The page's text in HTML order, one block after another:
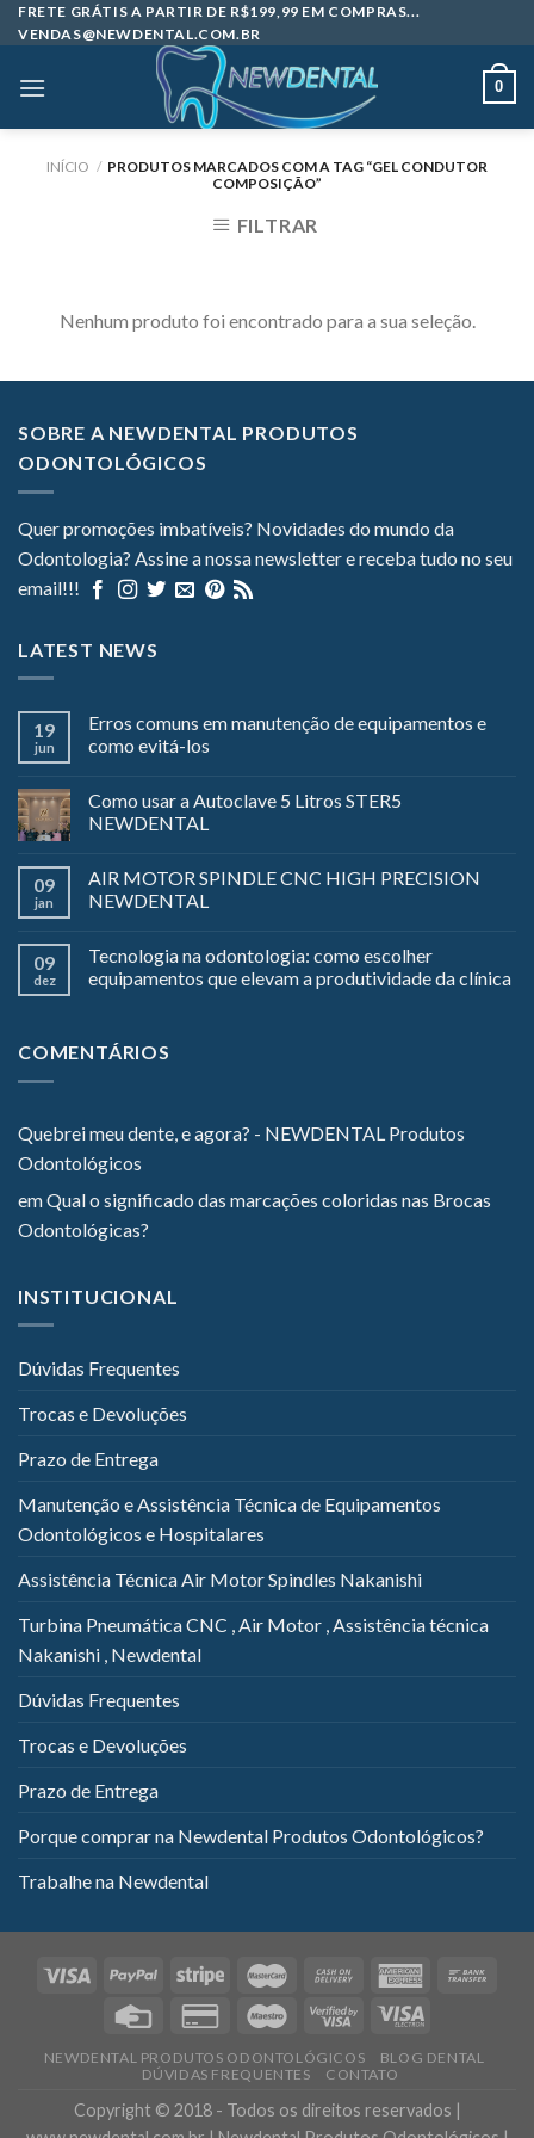
Skip
to
FRETE GRÁTIS A PARTIR DE R$199,99 EM COMPRAS...
VENDAS@NEWDENTAL.COM.BR
0
INÍCIO / PRODUTOS MARCADOS COM A TAG “GEL CONDUTOR
COMPOSIÇÃO”
FILTRAR
Nenhum produto foi encontrado para a sua seleção.
SOBRE A NEWDENTAL PRODUTOS
ODONTOLÓGICOS
Quer promoções imbatíveis? Novidades do mundo da
Odontologia? Assine a nossa newsletter e receba tudo no seu
email!!!
LATEST NEWS
19
jun
Erros comuns em manutenção de equipamentos e
como evitá-los
Como usar a Autoclave 5 Litros STER5
NEWDENTAL
09
jan
AIR MOTOR SPINDLE CNC HIGH PRECISION
NEWDENTAL
09
dez
Tecnologia na odontologia: como escolher
equipamentos que elevam a produtividade da clínica
COMENTÁRIOS
Quebrei meu dente, e agora? - NEWDENTAL Produtos
Odontológicos
emQual o significado das marcações coloridas nas Brocas
Odontológicas?
INSTITUCIONAL
Dúvidas Frequentes
Trocas e Devoluções
Prazo de Entrega
Manutenção e Assistência Técnica de Equipamentos
Odontológicos e Hospitalares
Assistência Técnica Air Motor Spindles Nakanishi
Turbina Pneumática CNC , Air Motor , Assistência técnica
Nakanishi , Newdental
Dúvidas Frequentes
Trocas e Devoluções
Prazo de Entrega
Porque comprar na Newdental Produtos Odontológicos?
Trabalhe na Newdental
NEWDENTAL PRODUTOS ODONTOLÓGICOS
BLOG DENTAL
DÚVIDAS FREQUENTES
CONTATO
Copyright © 2018 - Todos os direitos reservados |